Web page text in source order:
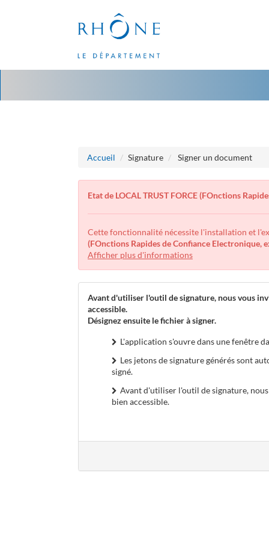
contenu
Accueil Signature Signer un document
Etat de LOCAL TRUST FORCE (FOnctions
Cette fonctionnalité nécessite l'installation et
(FOnctions Rapides de Confiance Electronique,
Afficher plus d'informations
Avant d'utiliser l'outil de signature, nous vous
accessible.
Désignez ensuite le fichier à signer.
L'application s'ouvre dans une fenêtre
Les jetons de signature générés sont
signé.
Avant d'utiliser l'outil de signature,
bien accessible.